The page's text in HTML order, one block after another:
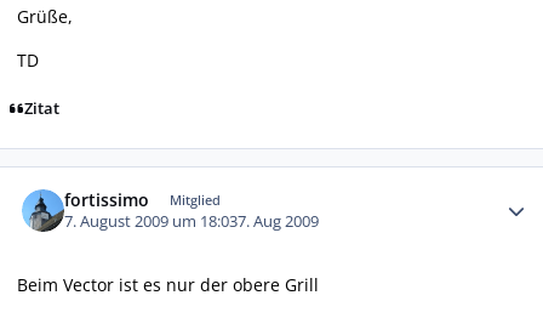
Grüße,
TD
Zitat
fortissimo Mitglied
7. August 2009 um 18:037. Aug 2009
Beim Vector ist es nur der obere Grill